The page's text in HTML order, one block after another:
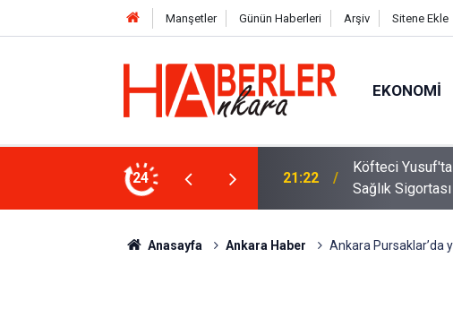
Manşetler Günün Haberleri Arşiv Sitene Ekle
EKONOMI
24
2026! Bayram Primi, Erzak Yardımı ve
12:33 Sürücüler
Anasayfa Ankara Haber Ankara Pursaklar’da